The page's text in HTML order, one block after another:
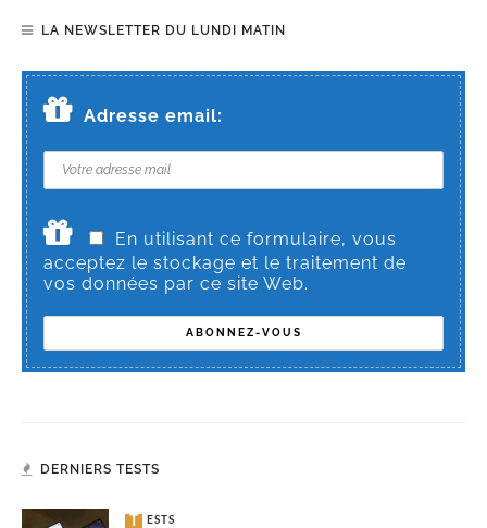
LA NEWSLETTER DU LUNDI MATIN
Adresse email:
En utilisant ce formulaire, vous
acceptez le stockage et le traitement de
vos données par ce site Web.
DERNIERS TESTS
TESTS